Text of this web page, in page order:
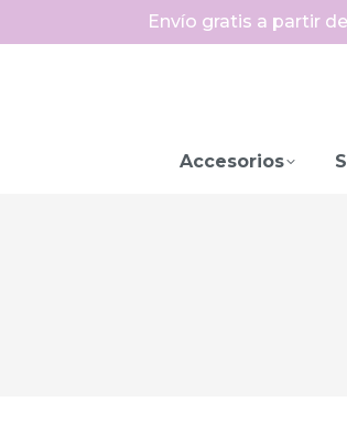
Envío gratis a partir
Accesorios